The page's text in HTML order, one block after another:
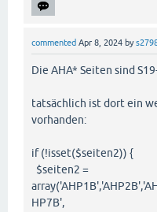
commented Apr 8, 2024 by
Die AHA* Seiten sind
tatsächlich ist dort ein
vorhanden:
if (!isset($seiten2)) {
$seiten2 =
HP7B',